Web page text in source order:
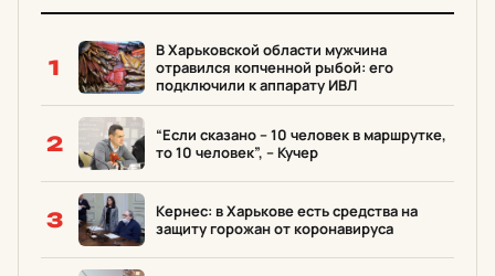
1
В Харьковской области мужчина
отравился копченной рыбой: его
подключили к аппарату ИВЛ
2
“Если сказано – 10 человек в маршрутке,
то 10 человек”, – Кучер
3
Кернес: в Харькове есть средства на
защиту горожан от коронавируса